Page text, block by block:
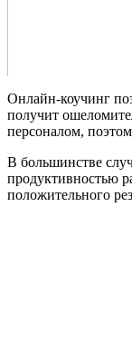
Онлайн-коучинг
получит
персоналом,
В большинстве
продуктивностью
положительного